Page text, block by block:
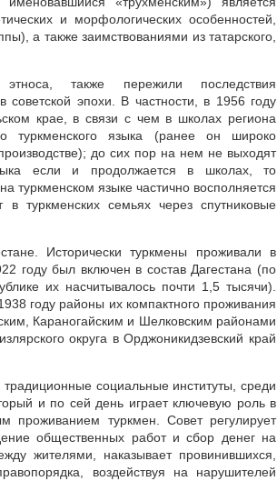
и морфологических особенностей,
а также заимствованиями из татарского,
также пережили последствия
советской эпохи. В частности, в 1956 году
крае, в связи с чем в школах региона
туркменского языка (ранее он широко
до сих пор на нем не выходят
если и продолжается в школах, то
туркменском языке частично восполняется
туркменских семьях через спутниковые
Исторически туркмены проживали в
году был включен в состав Дагестана (по
их насчитывалось почти 1,5 тысячи).
году районы их компактного проживания
Караногайским и Шелковским районами
округа в Орджоникидзевский край
социальные институты, среди
и по сей день играет ключевую роль в
проживанием туркмен. Совет регулирует
общественных работ и сбор денег на
жителями, наказывает провинившихся,
воздействуя на нарушителей